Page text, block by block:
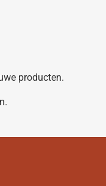
producten.